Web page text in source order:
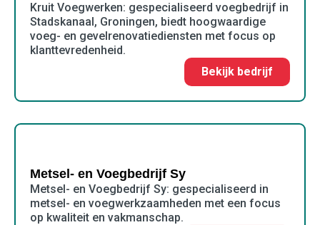
Kruit Voegwerken: gespecialiseerd voegbedrijf in
Stadskanaal, Groningen, biedt hoogwaardige
voeg- en gevelrenovatiediensten met focus op
klanttevredenheid.
Bekijk bedrijf
Metsel- en Voegbedrijf Sy
Metsel- en Voegbedrijf Sy: gespecialiseerd in
metsel- en voegwerkzaamheden met een focus
op kwaliteit en vakmanschap.